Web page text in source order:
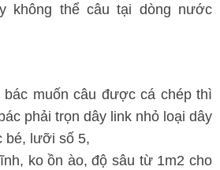
không thể câu tại dòng nước
muốn câu được cá chép thì
phải trọn dây link nhỏ loại dây
bé, lưỡi số 5,
ko ồn ào, độ sâu từ 1m2 cho